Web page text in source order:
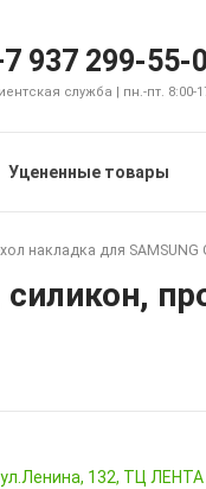
937 299-55-
служба | пн.-пт. 8:00-
Уцененные товары
накладка для
132, ТЦ ЛЕНТА